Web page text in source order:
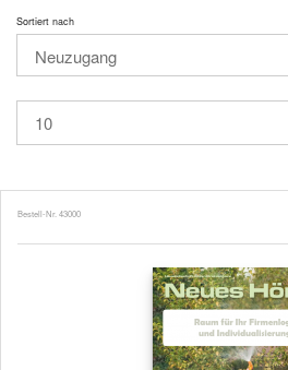
Sortiert nach
Bestell-Nr. 43000